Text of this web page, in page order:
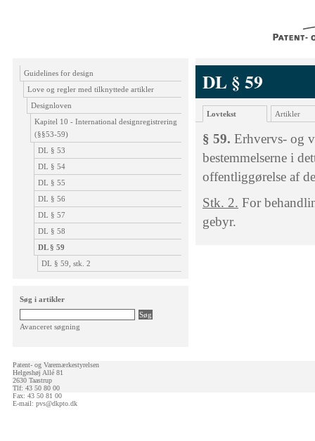
Guidelines for design
Love og regler med tilknyttede artikler
Designloven
Kapitel 10 - International designregistrering
(§§53-59)
DL § 53
DL § 54
DL § 55
DL § 56
DL § 57
DL § 58
DL § 59
DL § 59, stk. 2
Søg i artikler
Avanceret søgning
DL § 59
Lovtekst Artikler
§ 59. Erhvervs- og
bestemmelserne i
offentliggørelse af
Stk. 2. For
gebyr.
Patent- og Varemærkestyrelsen
Helgeshøj Allé 81
2630 Taastrup
Tlf: 43 50 80 00
Fax: 43 50 81 00
E-mail: pvs@dkpto.dk